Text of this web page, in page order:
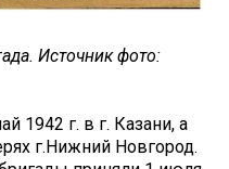
Источник фото:
1942 г. в г. Казани, а
г.Нижний Новгород.